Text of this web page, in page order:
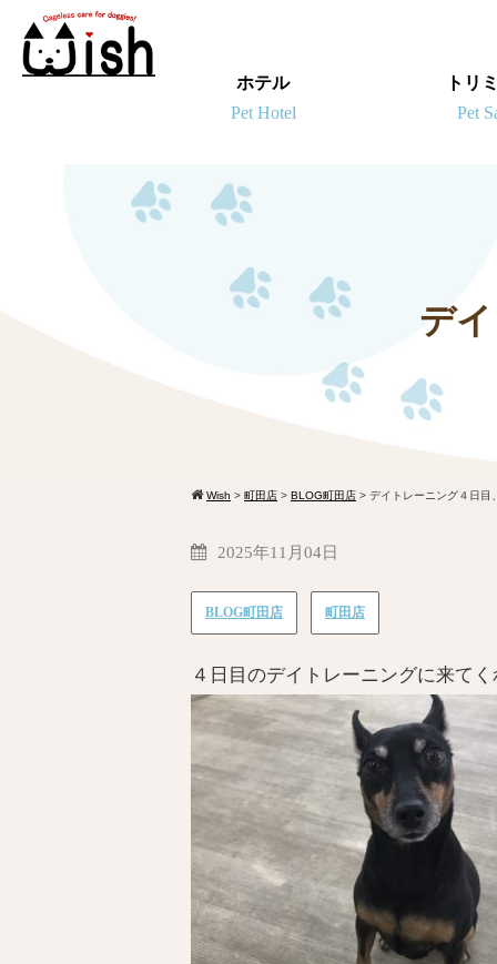
ホテル トリ
デ
Wish > 町田店 > BLOG町田店 > デイトレーニング４日目
2025年11月04日
BLOG町田店 町田店
４日目のデイトレーニングに来て